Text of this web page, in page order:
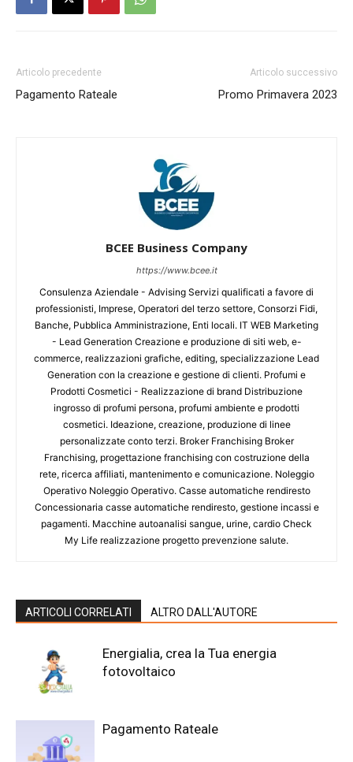
Articolo precedente
Pagamento Rateale
Articolo successivo
Promo Primavera 2023
BCEE Business Company
https://www.bcee.it
Consulenza Aziendale - Advising Servizi qualificati a favore di
professionisti, Imprese, Operatori del terzo settore, Consorzi Fidi,
Banche, Pubblica Amministrazione, Enti locali. IT WEB Marketing
- Lead Generation Creazione e produzione di siti web, e-
commerce, realizzazioni grafiche, editing, specializzazione Lead
Generation con la creazione e gestione di clienti. Profumi e
Prodotti Cosmetici - Realizzazione di brand Distribuzione
ingrosso di profumi persona, profumi ambiente e prodotti
cosmetici. Ideazione, creazione, produzione di linee
personalizzate conto terzi. Broker Franchising Broker
Franchising, progettazione franchising con costruzione della
rete, ricerca affiliati, mantenimento e comunicazione. Noleggio
Operativo Noleggio Operativo. Casse automatiche rendiresto
Concessionaria casse automatiche rendiresto, gestione incassi e
pagamenti. Macchine autoanalisi sangue, urine, cardio Check
My Life realizzazione progetto prevenzione salute.
ARTICOLI CORRELATI ALTRO DALL'AUTORE
Energialia, crea la Tua energia
fotovoltaico
Pagamento Rateale